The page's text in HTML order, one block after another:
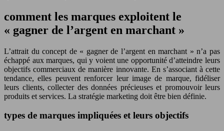
comment les marques exploitent le
« gagner de l’argent en marchant »
L’attrait du concept de « gagner de l’argent en marchant » n’a pas
échappé aux marques, qui y voient une opportunité d’atteindre leurs
objectifs commerciaux de manière innovante. En s’associant à cette
tendance, elles peuvent renforcer leur image de marque, fidéliser
leurs clients, collecter des données précieuses et promouvoir leurs
produits et services. La stratégie marketing doit être bien définie.
types de marques impliquées et leurs objectifs